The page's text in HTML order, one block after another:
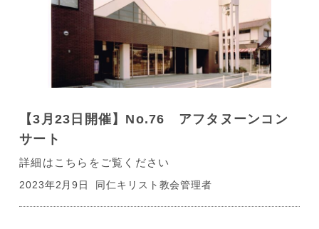
【3月23日開催】No.76 アフタヌーンコン
サート
詳細はこちらをご覧ください
2023年2月9日 同仁キリスト教会管理者